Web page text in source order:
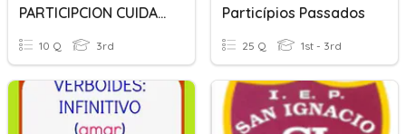
PARTICIPCION CUIDADANA
10 Q 3rd
Particípios Passados
25 Q 1st - 3rd